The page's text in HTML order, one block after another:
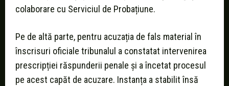
colaborare cu Serviciul de Probațiune.
Pe de altă parte, pentru acuzația de fals material în
înscrisuri oficiale tribunalul a constatat intervenirea
prescripției răspunderii penale și a încetat procesul
pe acest capăt de acuzare. Instanța a stabilit însă